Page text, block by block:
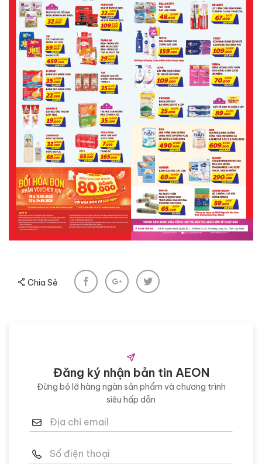
Chia Sẻ
Đăng ký nhận bản tin AEON
Đừng bỏ lỡ hàng ngàn sản phẩm và chương trình
siêu hấp dẫn